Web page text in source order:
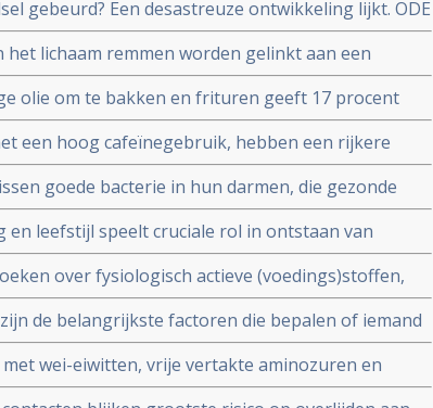
en prostaatkanker met overgewicht en slechte
gebeurd? Een desastreuze ontwikkeling lijkt. ODE
afname van voedingstoffen van groenten en fruit
lichaam remmen worden gelinkt aan een
en verergeren van (osteo)artrose.
olie om te bakken en frituren geeft 17 procent
overlijden in het algemeen
een hoog cafeïnegebruik, hebben een rijkere
mogelijk ontstekingsremmende bacteriën,
goede bacterie in hun darmen, die gezonde
gevarieerd eten zou Alzheimer kunnen voorkomen
leefstijl speelt cruciale rol in ontstaan van
en behandelingen daarvan
over fysiologisch actieve (voedings)stoffen,
en toepassingen ervan in de praktijk zijn
2021.
de belangrijkste factoren die bepalen of iemand
wereldwijd uitgevoerd onderzoek in 187
wei-eiwitten, vrije vertakte aminozuren en
en mitochondrieel functioneren van ondervoede